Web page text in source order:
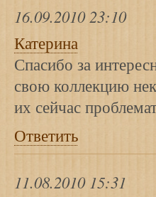
16.09.2010 23:10
Катерина
Спасибо за
свою коллекцию
их сейчас
Ответить
11.08.2010 15:31